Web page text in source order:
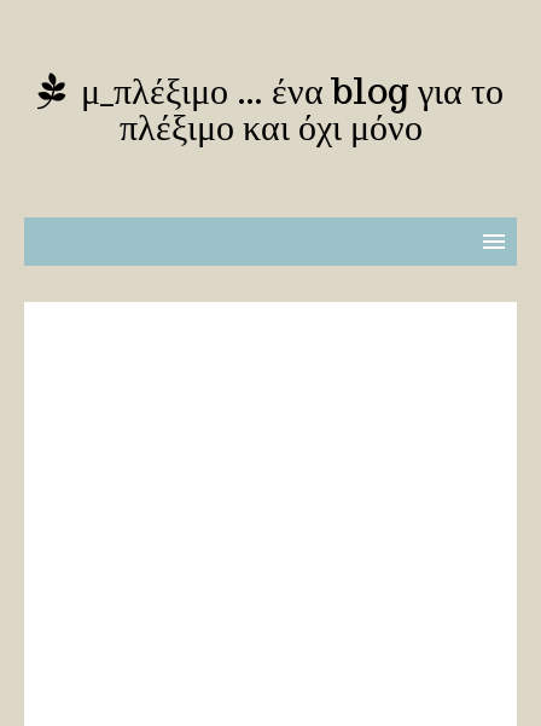
μ_πλέξιμο … ένα blog για το
πλέξιμο και όχι μόνο